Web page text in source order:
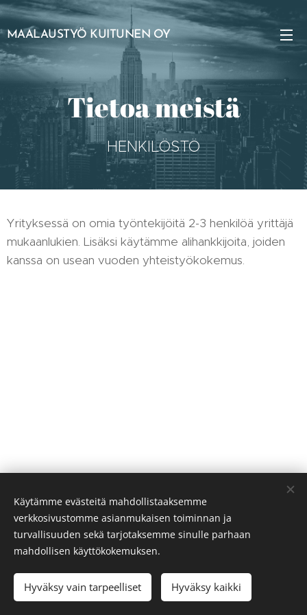
MAALAUSTYÖ KUITUNEN OY
Tietoa meistä
HENKILÖSTÖ
Yrityksessä on omia työntekijöitä 2-3 henkilöä yrittäjä
mukaanlukien. Lisäksi käytämme alihankkijoita, joiden
kanssa on usean vuoden yhteistyökokemus.
Maalaustyö Kuitunen Oy, 0500-729080,
Evästeet
Käytämme evästeitä mahdollistaaksemme
verkkosivustomme asianmukaisen toiminnan ja
turvallisuuden sekä tarjotaksemme sinulle parhaan
mahdollisen käyttökokemuksen.
Hyväksy vain tarpeelliset Hyväksy kaikki